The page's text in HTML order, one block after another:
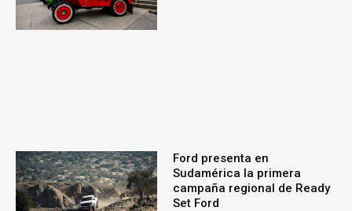
Ford presenta en
Sudamérica la primera
campaña regional de Ready
Set Ford